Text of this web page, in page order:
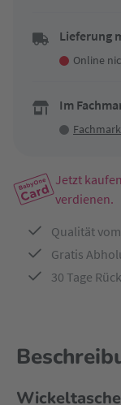
Lieferung
Online
Im
Jetzt
verdienen.
Qualität
Gratis
30 Tage